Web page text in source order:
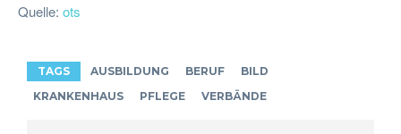
Quelle: ots
TAGS AUSBILDUNG BERUF
BILD
KRANKENHAUS
PFLEGE VERBÄNDE